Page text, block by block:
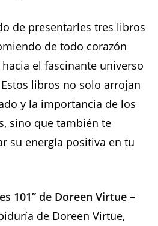
de presentarles tres libros
de todo corazón
el fascinante universo
libros no solo arrojan
y la importancia de los
sino que también te
su energía positiva en tu
101” de Doreen Virtue –
de Doreen Virtue,